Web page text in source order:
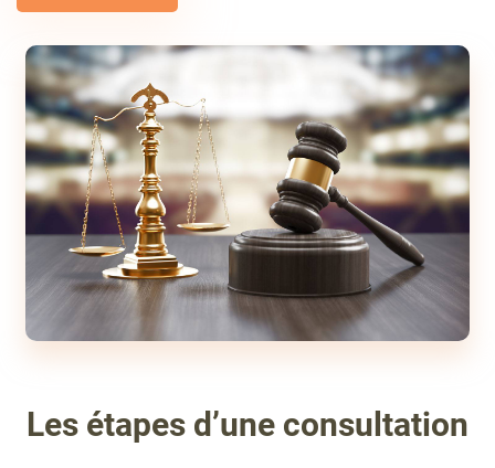
Les étapes d’une consultation